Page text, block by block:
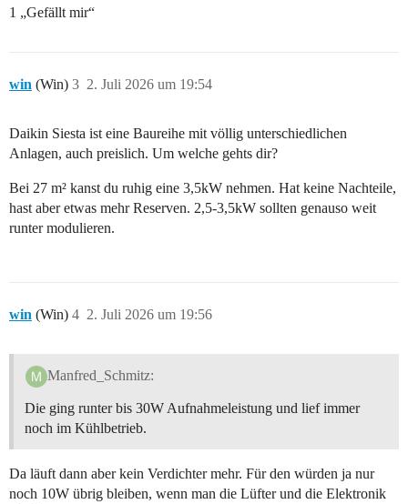
1 „Gefällt mir“
win (Win) 2. Juli 2026 um 19:54
3
Daikin Siesta ist eine Baureihe mit völlig unterschiedlichen
Anlagen, auch preislich. Um welche gehts dir?
Bei 27 m² kanst du ruhig eine 3,5kW nehmen. Hat keine Nachteile,
hast aber etwas mehr Reserven. 2,5-3,5kW sollten genauso weit
runter modulieren.
win (Win) 2. Juli 2026 um 19:56
4
Manfred_Schmitz:
Die ging runter bis 30W Aufnahmeleistung und lief immer
noch im Kühlbetrieb.
Da läuft dann aber kein Verdichter mehr. Für den würden ja nur
noch 10W übrig bleiben, wenn man die Lüfter und die Elektronik